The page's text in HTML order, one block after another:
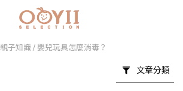
親子知識/ 嬰兒玩具怎麼消毒？
文章分類